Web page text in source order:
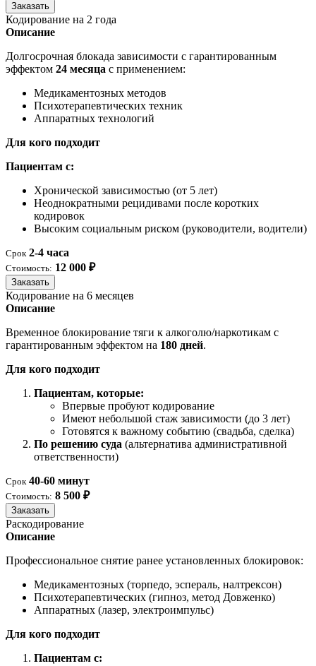
Заказать
Кодирование на 2 года
Описание
Долгосрочная блокада зависимости с гарантированным
эффектом 24 месяца с применением:
Медикаментозных методов
Психотерапевтических техник
Аппаратных технологий
Для кого подходит
Пациентам с:
Хронической зависимостью (от 5 лет)
Неоднократными рецидивами после коротких
кодировок
Высоким социальным риском (руководители, водители)
Срок 2-4 часа
Стоимость: 12 000 ₽
Заказать
Кодирование на 6 месяцев
Описание
Временное блокирование тяги к алкоголю/наркотикам с
гарантированным эффектом на 180 дней.
Для кого подходит
Пациентам, которые:
Впервые пробуют кодирование
Имеют небольшой стаж зависимости (до 3 лет)
Готовятся к важному событию (свадьба, сделка)
По решению суда (альтернатива административной
ответственности)
Срок 40-60 минут
Стоимость: 8 500 ₽
Заказать
Раскодирование
Описание
Профессиональное снятие ранее установленных блокировок:
Медикаментозных (торпедо, эспераль, налтрексон)
Психотерапевтических (гипноз, метод Довженко)
Аппаратных (лазер, электроимпульс)
Для кого подходит
Пациентам с: